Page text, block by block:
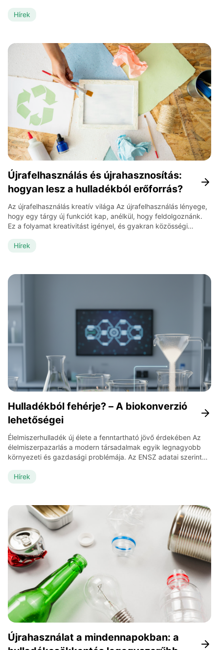
életminőségünkre és költségeinkre is. Bár sokszor tűnhet úgy,
tudatos, apró változtatásokat, azok összeadódva komoly
hatást gyakorolnak a […]
Hírek
Újrafelhasználás és újrahasznosítás:
hogyan lesz a hulladékból erőforrás?
Az újrafelhasználás kreatív világa Az újrafelhasználás lényege,
hogy egy tárgy új funkciót kap, anélkül, hogy feldolgoznánk.
Ez a folyamat kreativitást igényel, és gyakran közösségi
vagy lámpabúra, egy raklapból kerti bútor, egy régi farmerből
Hírek
Hulladékból fehérje? – A biokonverzió
lehetőségei
Élelmiszerhulladék új élete a fenntartható jövő érdekében Az
élelmiszerpazarlás a modern társadalmak egyik legnagyobb
környezeti és gazdasági problémája. Az ENSZ adatai szerint
kukába, miközben a világ népességének jelentős része éhezik.
kibocsátást okoz, a hulladéklerakókban pedig […]
Hírek
Újrahasználat a mindennapokban: a